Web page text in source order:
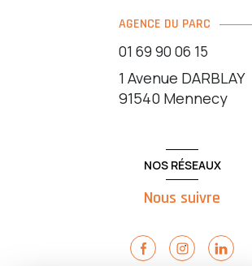
AGENCE DU PARC
01 69 90 06 15
1 Avenue DARBLAY
91540 Mennecy
NOS RÉSEAUX
Nous suivre